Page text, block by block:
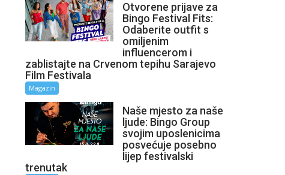
Otvorene prijave za
Bingo Festival Fits:
Odaberite outfit s
omiljenim
influencerom i
zablistajte na Crvenom tepihu Sarajevo
Film Festivala
Magazin
Naše mjesto za naše
ljude: Bingo Group
svojim uposlenicima
posvećuje posebno
lijep festivalski
trenutak